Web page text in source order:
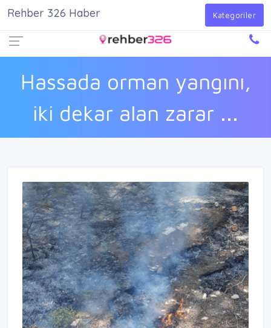
Giriş Yap
Hassada orman yangını,
iki dekar alan zarar ...
Rehber 326 Haber Kategoriler